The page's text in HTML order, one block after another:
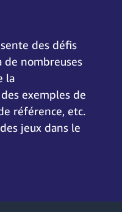
des défis
nombreuses
la
exemples de
référence, etc.
jeux dans le